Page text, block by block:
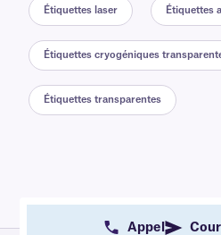
Étiquettes laser Étiquettes
Étiquettes cryogéniques
Étiquettes transparentes
Appel